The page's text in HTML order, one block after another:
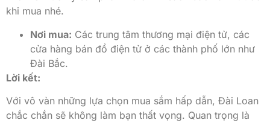
khi mua nhé.
Nơi mua: Các trung tâm thương mại điện tử, các
cửa hàng bán đồ điện tử ở các thành phố lớn như
Đài Bắc.
Lời kết:
Với vô vàn những lựa chọn mua sắm hấp dẫn, Đài Loan
chắc chắn sẽ không làm bạn thất vọng. Quan trọng là